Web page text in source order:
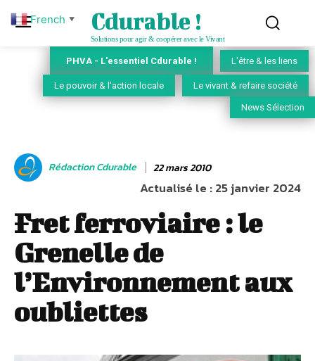
Cdurable !
Solutions pour agir & coopérer avec le Vivant
PHVA - L'essentiel Cdurable ! L'être & les liens
Le pouvoir & l'action locale Le vivant & refaire société
News Sélection
Rédaction Cdurable 22 mars 2010
Actualisé le :25 janvier 2024
Fret ferroviaire : le
Grenelle de
l’Environnement aux
oubliettes
French ▼